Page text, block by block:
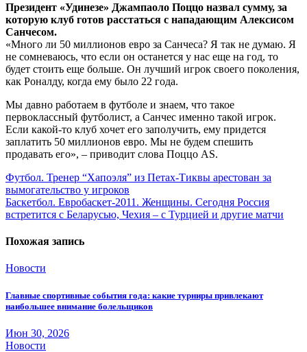
Президент «Удинезе» Джампаоло Поццо назвал сумму, за
которую клуб готов расстаться с нападающим Алексисом
Санчесом.
«Много ли 50 миллионов евро за Санчеса? Я так не думаю. Я
не сомневаюсь, что если он останется у нас еще на год, то
будет стоить еще больше. Он лучший игрок своего поколения,
как Роналду, когда ему было 22 года.
Мы давно работаем в футболе и знаем, что такое
первоклассный футболист, а Санчес именно такой игрок.
Если какой-то клуб хочет его заполучить, ему придется
заплатить 50 миллионов евро. Мы не будем спешить
продавать его», – приводит слова Поццо AS.
Навигация
по
записям
Футбол. Тренер “Хапоэля” из Петах-Тиквы арестован за
вымогательство у игроков
Баскетбол. Евробаскет-2011. Женщины. Сегодня Россия
встретится с Беларусью, Чехия – с Турцией и другие матчи
Похожая запись
Новости
Главные спортивные события года: какие турниры привлекают
наибольшее внимание болельщиков
Июн 30, 2026
Новости